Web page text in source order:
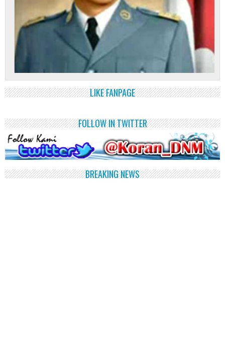
LIKE FANPAGE
FOLLOW IN TWITTER
BREAKING NEWS